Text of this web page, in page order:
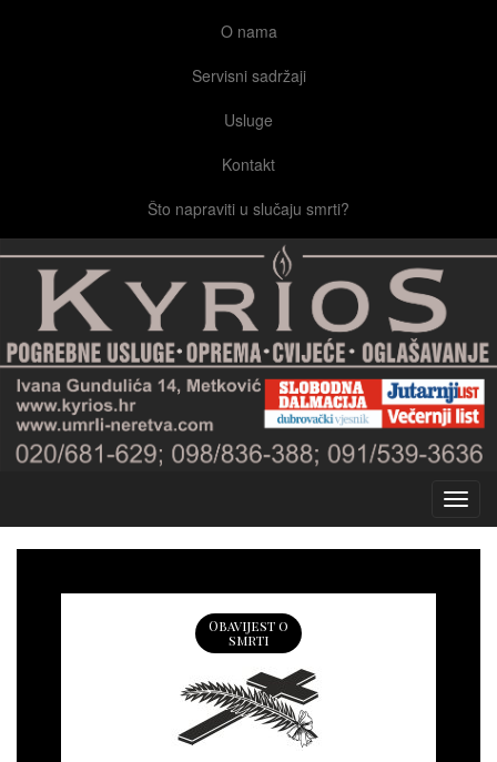
O nama
Servisni sadržaji
Usluge
Kontakt
Što napraviti u slučaju smrti?
Obavijest o
smrti